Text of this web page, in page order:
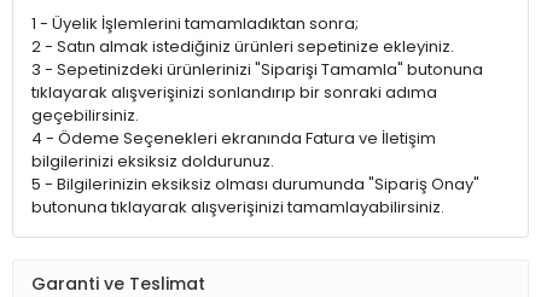
1 - Üyelik İşlemlerini tamamladıktan sonra;
2 - Satın almak istediğiniz ürünleri sepetinize ekleyiniz.
3 - Sepetinizdeki ürünlerinizi "Siparişi Tamamla" butonuna
tıklayarak alışverişinizi sonlandırıp bir sonraki adıma
geçebilirsiniz.
4 - Ödeme Seçenekleri ekranında Fatura ve İletişim
bilgilerinizi eksiksiz doldurunuz.
5 - Bilgilerinizin eksiksiz olması durumunda "Sipariş Onay"
butonuna tıklayarak alışverişinizi tamamlayabilirsiniz.
Garanti ve Teslimat